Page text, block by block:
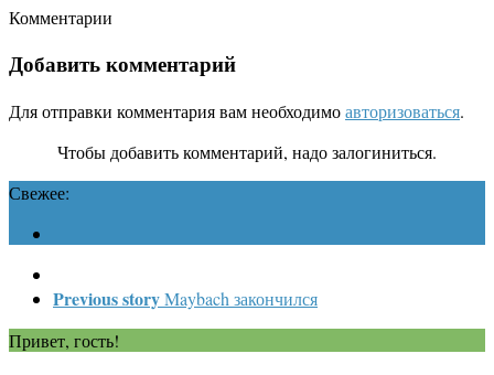
Комментарии
Добавить комментарий
Для отправки комментария вам необходимоавторизоваться.
Чтобы добавить комментарий, надо залогиниться.
Свежее:
Previous storyMaybach закончился
Привет, гость!